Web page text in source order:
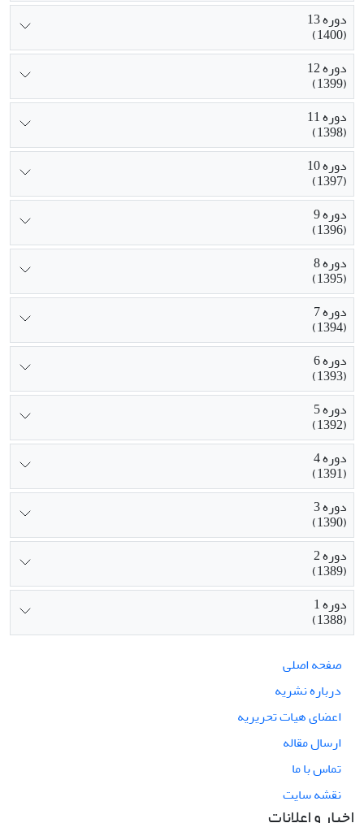
دوره 13
(1400)
دوره 12
(1399)
دوره 11
(1398)
دوره 10
(1397)
دوره 9
(1396)
دوره 8
(1395)
دوره 7
(1394)
دوره 6
(1393)
دوره 5
(1392)
دوره 4
(1391)
دوره 3
(1390)
دوره 2
(1389)
دوره 1
(1388)
صفحه اصلی
درباره نشریه
اعضای هیات تحریریه
ارسال مقاله
تماس با ما
نقشه سایت